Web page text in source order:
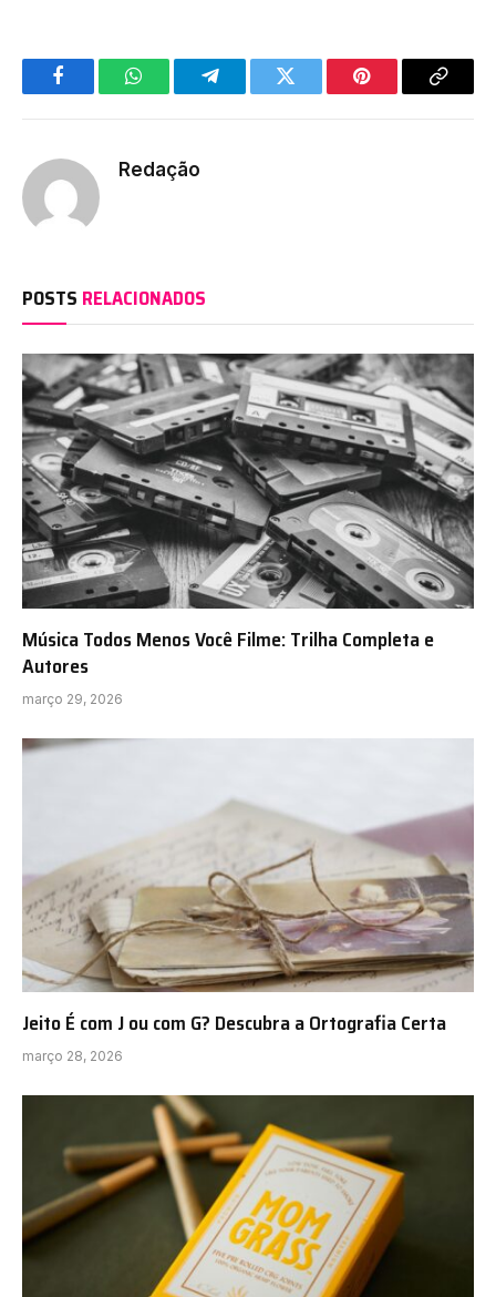
FacebookWhatsAppTelegramTwitter Pinterest Copy
Redação
POSTS RELACIONADOS
Música Todos Menos Você Filme: Trilha Completa e
Autores
março 29, 2026
Jeito É com J ou com G? Descubra a Ortografia Certa
março 28, 2026